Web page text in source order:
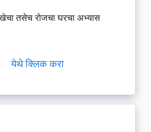
तसेच रोजचा घरचा अभ्यास
येथे क्लिक करा